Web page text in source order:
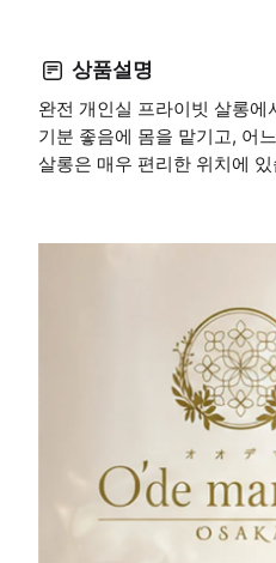
상품설명
완전 개인실 프라이빗 살롱
기분 좋음에 몸을 맡기고, 어
살롱은 매우 편리한 위치에